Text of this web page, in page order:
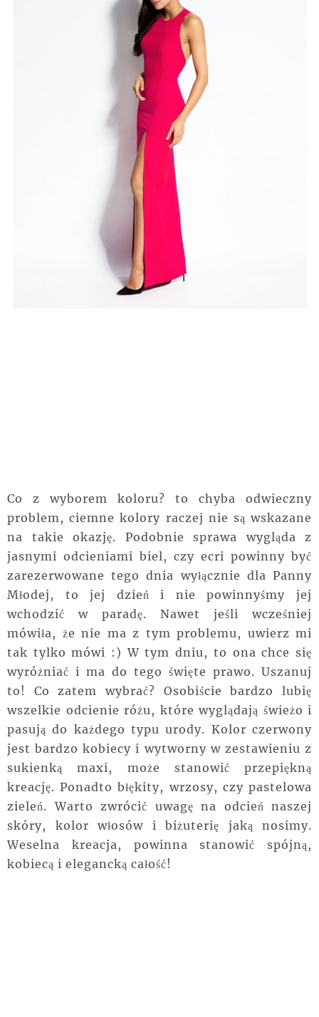
Co z wyborem koloru? to chyba odwieczny
problem, ciemne kolory raczej nie są wskazane
na takie okazję. Podobnie sprawa wygląda z
jasnymi odcieniami biel, czy ecri powinny być
zarezerwowane tego dnia wyłącznie dla Panny
Młodej, to jej dzień i nie powinnyśmy jej
wchodzić w paradę. Nawet jeśli wcześniej
mówiła, że nie ma z tym problemu, uwierz mi
tak tylko mówi :) W tym dniu, to ona chce się
wyróżniać i ma do tego święte prawo. Uszanuj
to! Co zatem wybrać? Osobiście bardzo lubię
wszelkie odcienie różu, które wyglądają świeżo i
pasują do każdego typu urody. Kolor czerwony
jest bardzo kobiecy i wytworny w zestawieniu z
sukienką maxi, może stanowić przepiękną
kreację. Ponadto błękity, wrzosy, czy pastelowa
zieleń. Warto zwrócić uwagę na odcień naszej
skóry, kolor włosów i biżuterię jaką nosimy.
Weselna kreacja, powinna stanowić spójną,
kobiecą i elegancką całość!